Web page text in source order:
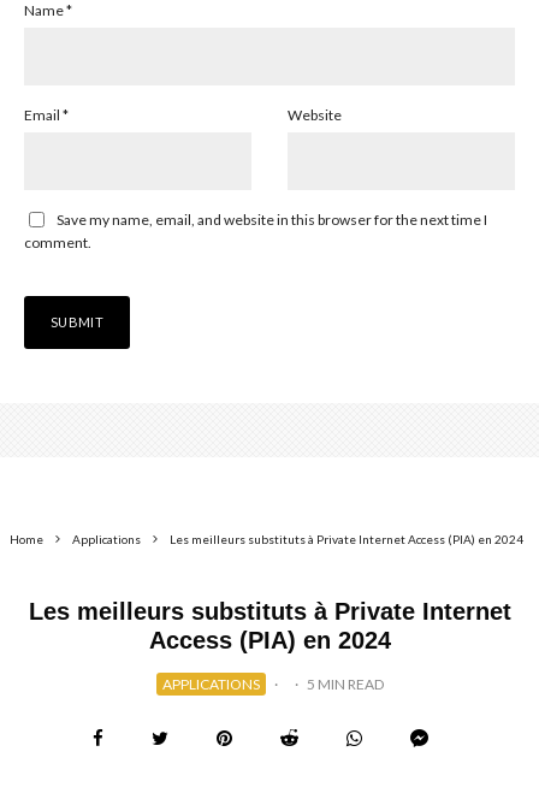
Name*
Email * Website
Save my name, email, and website in this browser for the next time I
comment.
Home Applications Les meilleurs substituts à Private Internet Access (PIA) en 2024
Les meilleurs substituts à Private Internet
Access (PIA) en 2024
APPLICATIONS · · 5 MIN READ